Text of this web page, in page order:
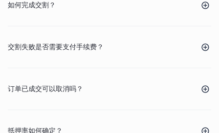
如何完成交割？
交割失败是否需要支付手续费？
订单已成交可以取消吗？
抵押率如何确定？